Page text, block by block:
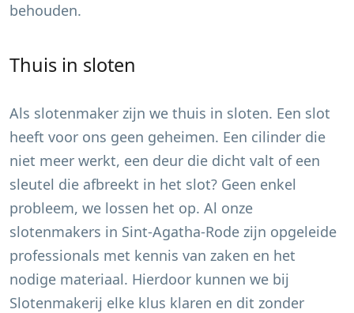
behouden.
Thuis in sloten
Als slotenmaker zijn we thuis in sloten. Een slot
heeft voor ons geen geheimen. Een cilinder die
niet meer werkt, een deur die dicht valt of een
sleutel die afbreekt in het slot? Geen enkel
probleem, we lossen het op. Al onze
slotenmakers in Sint-Agatha-Rode zijn opgeleide
professionals met kennis van zaken en het
nodige materiaal. Hierdoor kunnen we bij
Slotenmakerij elke klus klaren en dit zonder